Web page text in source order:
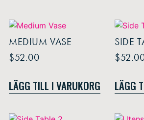
MEDIUM VASE
$52.00
LÄGG TILL I VARUKORG
SIDE
$
LÄGG